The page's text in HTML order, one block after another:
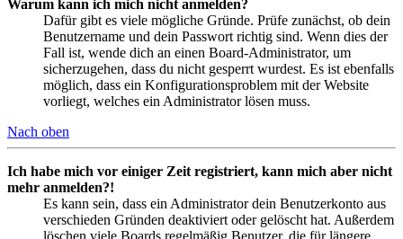
Warum kann ich mich nicht anmelden?
Dafür gibt es viele mögliche Gründe. Prüfe zunächst, ob dein
Benutzername und dein Passwort richtig sind. Wenn dies der
Fall ist, wende dich an einen Board-Administrator, um
sicherzugehen, dass du nicht gesperrt wurdest. Es ist ebenfalls
möglich, dass ein Konfigurationsproblem mit der Website
vorliegt, welches ein Administrator lösen muss.
Nach oben
Ich habe mich vor einiger Zeit registriert, kann mich aber nicht
mehr anmelden?!
Es kann sein, dass ein Administrator dein Benutzerkonto aus
verschieden Gründen deaktiviert oder gelöscht hat. Außerdem
löschen viele Boards regelmäßig Benutzer, die für längere